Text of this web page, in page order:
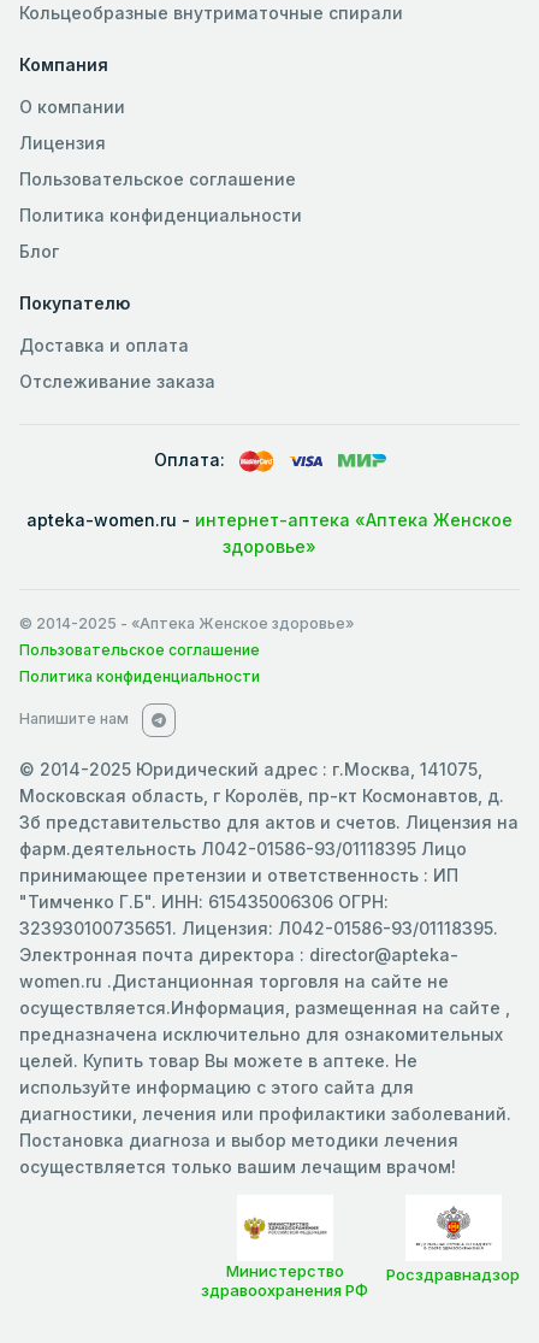
Кольцеобразные внутриматочные спирали
Компания
О компании
Лицензия
Пользовательское соглашение
Политика конфиденциальности
Блог
Покупателю
Доставка и оплата
Отслеживание заказа
Оплата:
apteka-women.ru - интернет-аптека «Аптека Женское
здоровье»
© 2014-2025 - «Аптека Женское здоровье»
Пользовательское соглашение
Политика конфиденциальности
Напишите нам
© 2014-2025 Юридический адрес : г.Москва, 141075,
Московская область, г Королёв, пр-кт Космонавтов, д.
3б представительство для актов и счетов. Лицензия на
фарм.деятельность Л042-01586-93/01118395 Лицо
принимающее претензии и ответственность : ИП
"Тимченко Г.Б". ИНН: 615435006306 ОГРН:
323930100735651. Лицензия: Л042-01586-93/01118395.
Электронная почта директора : director@apteka-
women.ru .Дистанционная торговля на сайте не
осуществляется.Информация, размещенная на сайте ,
предназначена исключительно для ознакомительных
целей. Купить товар Вы можете в аптеке. Не
используйте информацию с этого сайта для
диагностики, лечения или профилактики заболеваний.
Постановка диагноза и выбор методики лечения
осуществляется только вашим лечащим врачом!
Росздравнадзор
Министерство
здравоохранения РФ